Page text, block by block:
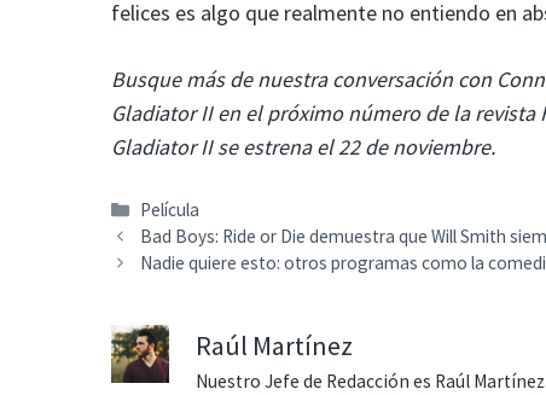
felices es algo que realmente no entiendo en
Busque más de nuestra conversación con
Gladiator II en el próximo número de la
Gladiator II se estrena el 22 de noviembre.
Categorías
Película
Bad Boys: Ride or Die demuestra que Will Smith
Nadie quiere esto: otros programas como la
Raúl Martínez
Nuestro Jefe de Redacción es Raúl